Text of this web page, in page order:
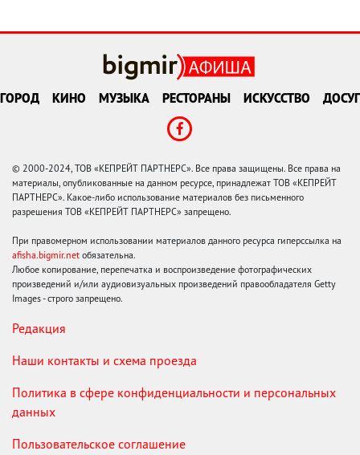
ГОРОД КИНО МУЗЫКА РЕСТОРАНЫ ИСКУССТВО ДОСУГ
© 2000-2024, ТОВ «КЕПРЕЙТ ПАРТНЕРС». Все права защищены. Все права на
материалы, опубликованные на данном ресурсе, принадлежат ТОВ «КЕПРЕЙТ
ПАРТНЕРС». Какое-либо использование материалов без письменного
разрешения ТОВ «КЕПРЕЙТ ПАРТНЕРС» запрещено.
При правомерном использовании материалов данного ресурса гиперссылка на
afisha.bigmir.net обязательна.
Любое копирование, перепечатка и воспроизведение фотографических
произведений и/или аудиовизуальных произведений правообладателя Getty
Images - строго запрещено.
Редакция
Наши контакты и схема проезда
Политика в сфере конфиденциальности и персональных
данных
Пользовательское соглашение